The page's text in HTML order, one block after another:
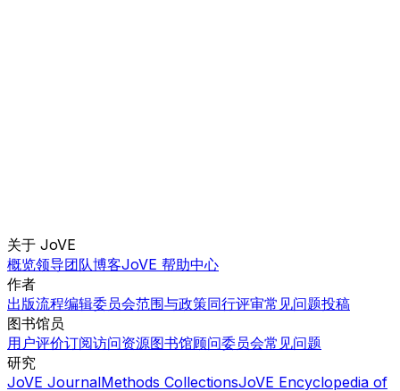
关于 JoVE
概览领导团队博客JoVE 帮助中心
作者
出版流程编辑委员会范围与政策同行评审常见问题投稿
图书馆员
用户评价订阅访问资源图书馆顾问委员会常见问题
研究
JoVE JournalMethods CollectionsJoVE Encyclopedia of